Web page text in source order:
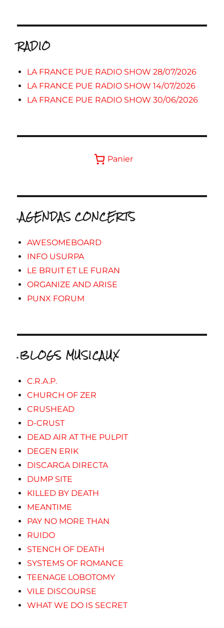
RADIO
LA FRANCE PUE RADIO SHOW 28/07/2026
LA FRANCE PUE RADIO SHOW 14/07/2026
LA FRANCE PUE RADIO SHOW 30/06/2026
Panier
.AGENDAS CONCERTS
AWESOMEBOARD
INFO USURPA
LE BRUIT ET LE FURAN
ORGANIZE AND ARISE
PUNX FORUM
.BLOGS MUSICAUX
C.R.A.P.
CHURCH OF ZER
CRUSHEAD
D-CRUST
DEAD AIR AT THE PULPIT
DEGEN ERIK
DISCARGA DIRECTA
DUMP SITE
KILLED BY DEATH
MEANTIME
PAY NO MORE THAN
RUIDO
STENCH OF DEATH
SYSTEMS OF ROMANCE
TEENAGE LOBOTOMY
VILE DISCOURSE
WHAT WE DO IS SECRET